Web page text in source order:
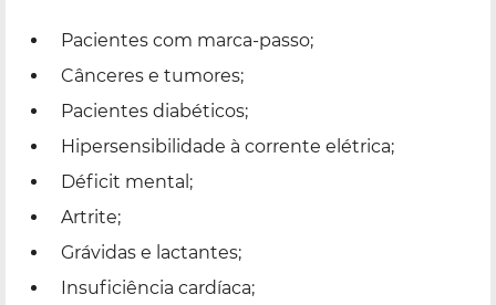
Pacientes com marca-passo;
Cânceres e tumores;
Pacientes diabéticos;
Hipersensibilidade à corrente elétrica;
Déficit mental;
Artrite;
Grávidas e lactantes;
Insuficiência cardíaca;